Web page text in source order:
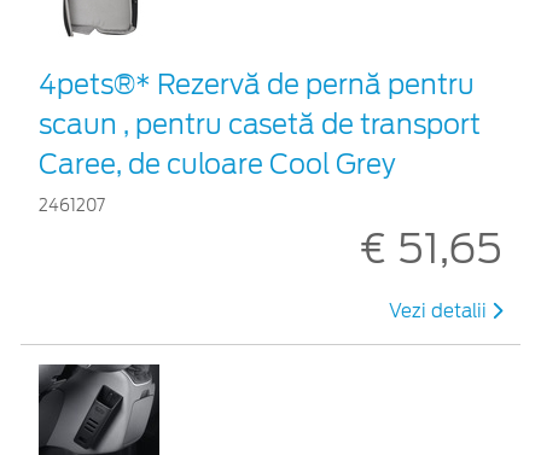
4pets®* Rezervă de pernă pentru
scaun , pentru casetă de transport
Caree, de culoare Cool Grey
2461207
€ 51,65
Vezi detalii